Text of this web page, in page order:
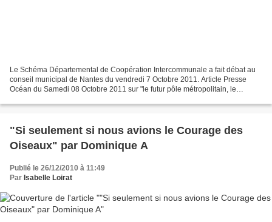
Le Schéma Départemental de Coopération Intercommunale a fait débat au
conseil municipal de Nantes du vendredi 7 Octobre 2011. Article Presse
Océan du Samedi 08 Octobre 2011 sur "le futur pôle métropolitain, le
"Si seulement si nous avions le Courage des
Oiseaux" par Dominique A
Publié le 26/12/2010 à 11:49
Par Isabelle Loirat